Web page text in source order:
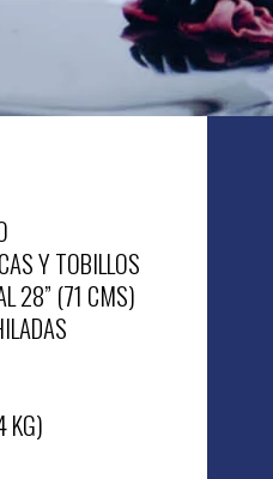
Y TOBILLOS
28” (71 CMS)
KG)